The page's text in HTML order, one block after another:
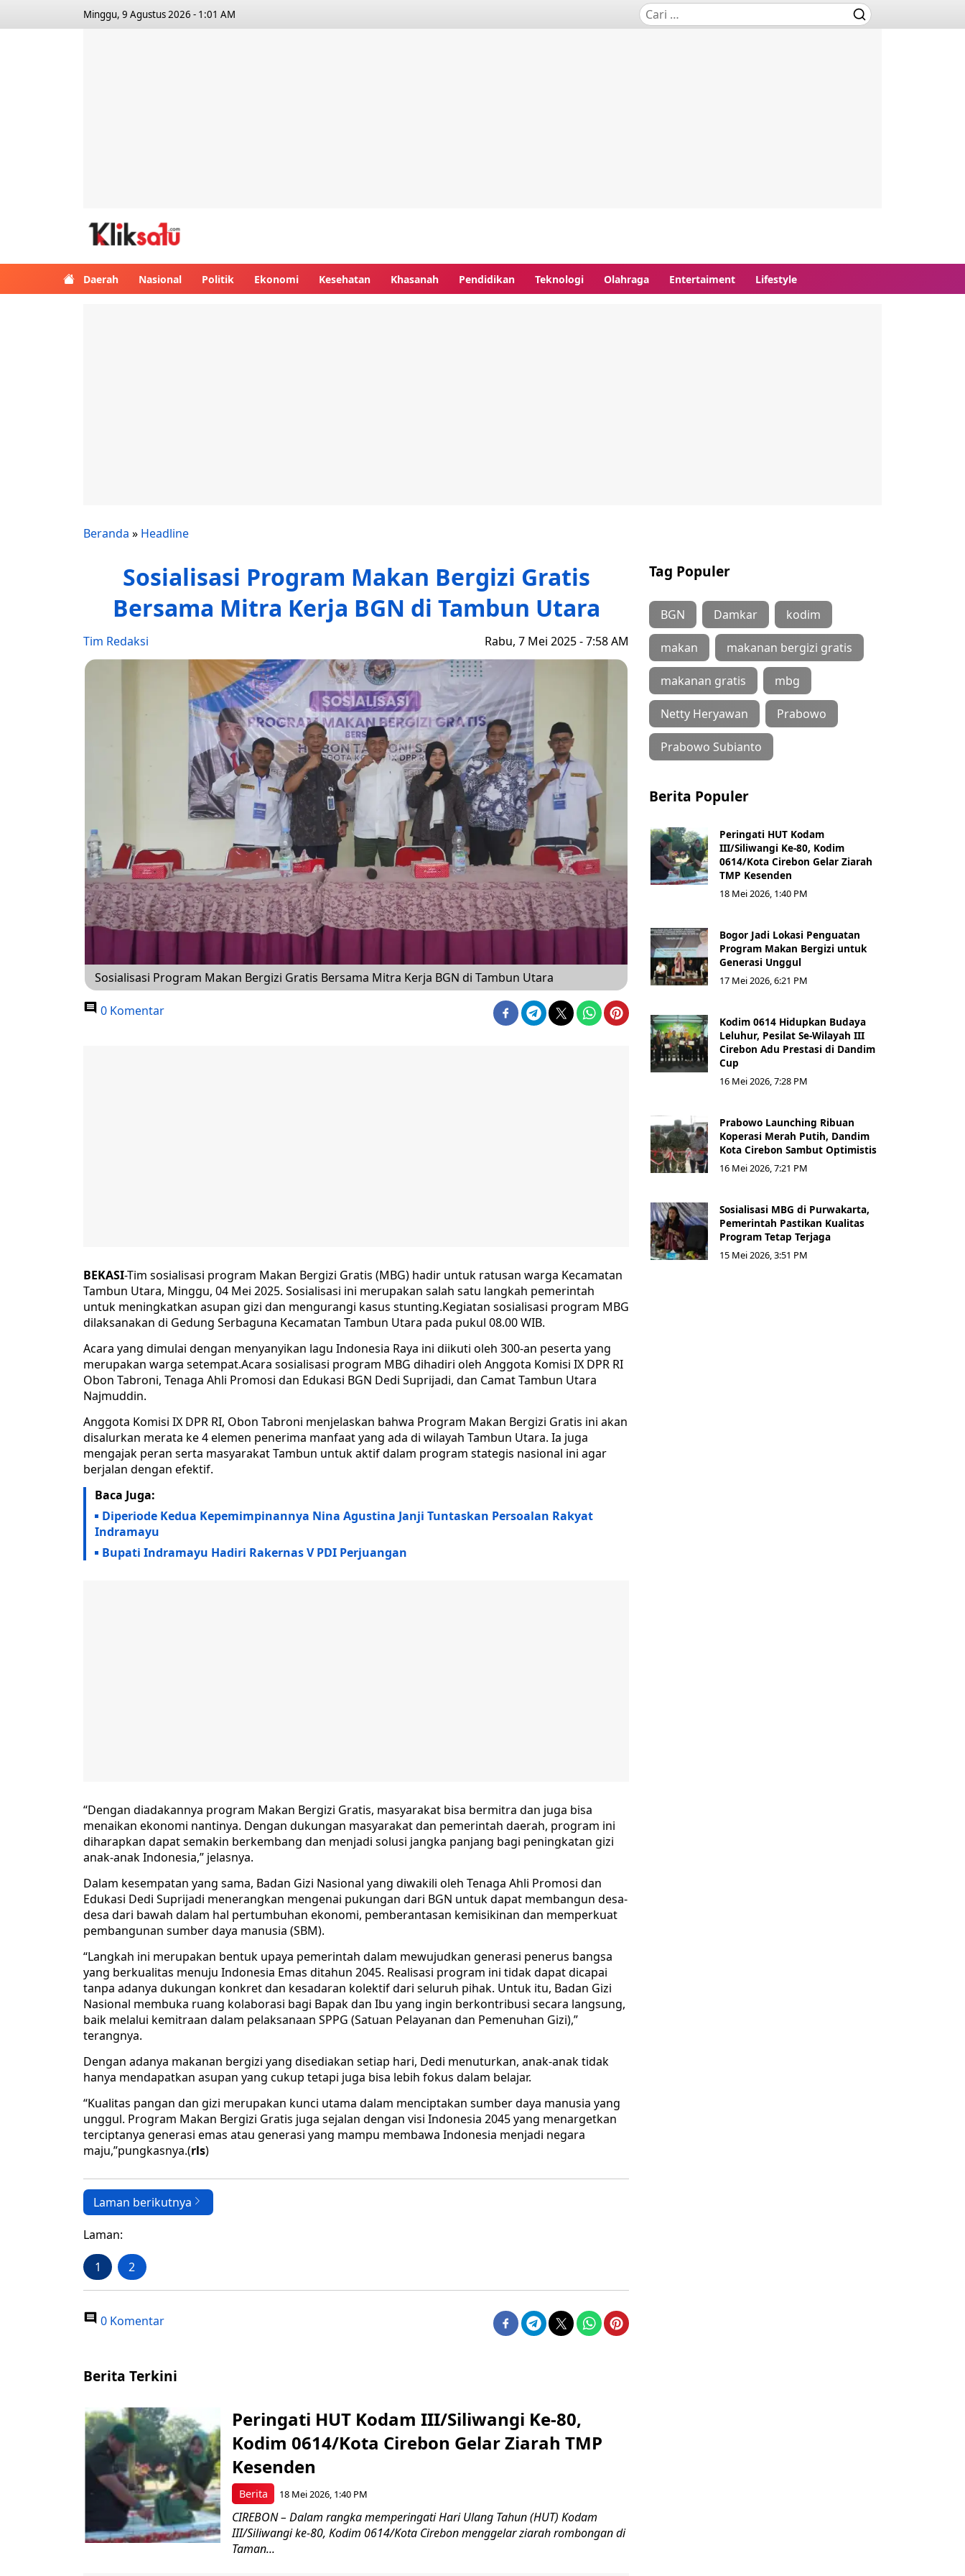
Minggu, 9 Agustus 2026 - 1:01 AM
Daerah Nasional Politik Ekonomi Kesehatan Khasanah Pendidikan Teknologi Olahraga Entertaiment Lifestyle
Beranda » Headline
Sosialisasi Program Makan Bergizi Gratis
Bersama Mitra Kerja BGN di Tambun Utara
Tim Redaksi Rabu, 7 Mei 2025 - 7:58 AM
Sosialisasi Program Makan Bergizi Gratis Bersama Mitra Kerja BGN di Tambun Utara
0 Komentar
BEKASI-Tim sosialisasi program Makan Bergizi Gratis (MBG) hadir untuk ratusan warga Kecamatan
Tambun Utara, Minggu, 04 Mei 2025. Sosialisasi ini merupakan salah satu langkah pemerintah
untuk meningkatkan asupan gizi dan mengurangi kasus stunting.Kegiatan sosialisasi program MBG
dilaksanakan di Gedung Serbaguna Kecamatan Tambun Utara pada pukul 08.00 WIB.
Acara yang dimulai dengan menyanyikan lagu Indonesia Raya ini diikuti oleh 300-an peserta yang
merupakan warga setempat.Acara sosialisasi program MBG dihadiri oleh Anggota Komisi IX DPR RI
Obon Tabroni, Tenaga Ahli Promosi dan Edukasi BGN Dedi Suprijadi, dan Camat Tambun Utara
Najmuddin.
Anggota Komisi IX DPR RI, Obon Tabroni menjelaskan bahwa Program Makan Bergizi Gratis ini akan
disalurkan merata ke 4 elemen penerima manfaat yang ada di wilayah Tambun Utara. Ia juga
mengajak peran serta masyarakat Tambun untuk aktif dalam program stategis nasional ini agar
berjalan dengan efektif.
Baca Juga:
Diperiode Kedua Kepemimpinannya Nina Agustina Janji Tuntaskan Persoalan Rakyat
Indramayu
Bupati Indramayu Hadiri Rakernas V PDI Perjuangan
“Dengan diadakannya program Makan Bergizi Gratis, masyarakat bisa bermitra dan juga bisa
menaikan ekonomi nantinya. Dengan dukungan masyarakat dan pemerintah daerah, program ini
diharapkan dapat semakin berkembang dan menjadi solusi jangka panjang bagi peningkatan gizi
anak-anak Indonesia,” jelasnya.
Dalam kesempatan yang sama, Badan Gizi Nasional yang diwakili oleh Tenaga Ahli Promosi dan
Edukasi Dedi Suprijadi menerangkan mengenai pukungan dari BGN untuk dapat membangun desa-
desa dari bawah dalam hal pertumbuhan ekonomi, pemberantasan kemisikinan dan memperkuat
pembangunan sumber daya manusia (SBM).
“Langkah ini merupakan bentuk upaya pemerintah dalam mewujudkan generasi penerus bangsa
yang berkualitas menuju Indonesia Emas ditahun 2045. Realisasi program ini tidak dapat dicapai
tanpa adanya dukungan konkret dan kesadaran kolektif dari seluruh pihak. Untuk itu, Badan Gizi
Nasional membuka ruang kolaborasi bagi Bapak dan Ibu yang ingin berkontribusi secara langsung,
baik melalui kemitraan dalam pelaksanaan SPPG (Satuan Pelayanan dan Pemenuhan Gizi),”
terangnya.
Dengan adanya makanan bergizi yang disediakan setiap hari, Dedi menuturkan, anak-anak tidak
hanya mendapatkan asupan yang cukup tetapi juga bisa lebih fokus dalam belajar.
“Kualitas pangan dan gizi merupakan kunci utama dalam menciptakan sumber daya manusia yang
unggul. Program Makan Bergizi Gratis juga sejalan dengan visi Indonesia 2045 yang menargetkan
terciptanya generasi emas atau generasi yang mampu membawa Indonesia menjadi negara
maju,”pungkasnya.(rls)
Laman berikutnya
Laman:
1 2
0 Komentar
Tag Populer
BGN Damkar kodim
makan makanan bergizi gratis
makanan gratis mbg
Netty Heryawan Prabowo
Prabowo Subianto
Berita Populer
Peringati HUT Kodam
III/Siliwangi Ke-80, Kodim
0614/Kota Cirebon Gelar Ziarah
TMP Kesenden
18 Mei 2026, 1:40 PM
Bogor Jadi Lokasi Penguatan
Program Makan Bergizi untuk
Generasi Unggul
17 Mei 2026, 6:21 PM
Kodim 0614 Hidupkan Budaya
Leluhur, Pesilat Se-Wilayah III
Cirebon Adu Prestasi di Dandim
Cup
16 Mei 2026, 7:28 PM
Prabowo Launching Ribuan
Koperasi Merah Putih, Dandim
Kota Cirebon Sambut Optimistis
16 Mei 2026, 7:21 PM
Sosialisasi MBG di Purwakarta,
Pemerintah Pastikan Kualitas
Program Tetap Terjaga
15 Mei 2026, 3:51 PM
Berita Terkini
Berita
Peringati HUT Kodam III/Siliwangi Ke-80,
Kodim 0614/Kota Cirebon Gelar Ziarah TMP
Kesenden
18 Mei 2026, 1:40 PM
CIREBON – Dalam rangka memperingati Hari Ulang Tahun (HUT) Kodam
III/Siliwangi ke-80, Kodim 0614/Kota Cirebon menggelar ziarah rombongan di
Taman...